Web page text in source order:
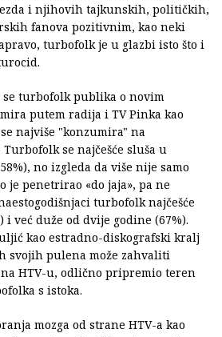
i njihovih tajkunskih, političkih,
fanova pozitivnim, kao neki
turbofolk je u glazbi isto što i
turbofolk publika o novim
putem radija i TV Pinka kao
najviše "konzumira" na
se najčešće sluša u
no izgleda da više nije samo
je penetrirao «do jaja», pa ne
turbofolk najčešće
i već duže od dvije godine (67%).
kao estradno-diskografski kralj
svojih pulena može zahvaliti
HTV-u, odlično pripremio teren
s istoka.
mozga od strane HTV-a kao